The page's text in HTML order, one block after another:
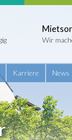
Wir
Karriere News